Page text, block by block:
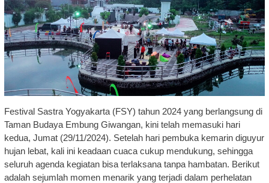
Festival Sastra Yogyakarta (FSY) tahun 2024 yang berlangsung di
Taman Budaya Embung Giwangan, kini telah memasuki hari
kedua, Jumat (29/11/2024). Setelah hari pembuka kemarin diguyur
hujan lebat, kali ini keadaan cuaca cukup mendukung, sehingga
seluruh agenda kegiatan bisa terlaksana tanpa hambatan. Berikut
adalah sejumlah momen menarik yang terjadi dalam perhelatan